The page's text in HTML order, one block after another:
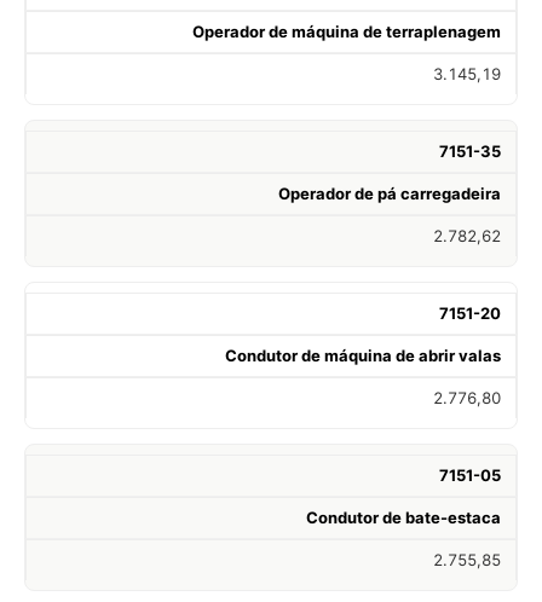
Operador de máquina de terraplenagem
3.145,19
7151-35
Operador de pá carregadeira
2.782,62
7151-20
Condutor de máquina de abrir valas
2.776,80
7151-05
Condutor de bate-estaca
2.755,85